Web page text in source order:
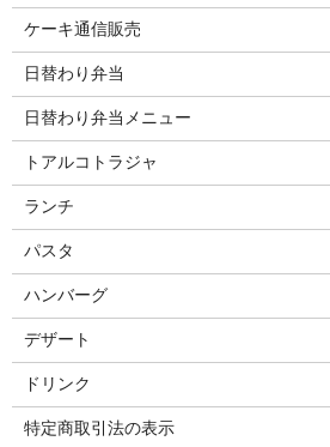
ケーキ通信販売
日替わり弁当
日替わり弁当メニュー
トアルコトラジャ
ランチ
パスタ
ハンバーグ
デザート
ドリンク
特定商取引法の表示